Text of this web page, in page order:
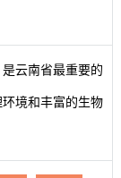
云南省最重要的
境和丰富的生物